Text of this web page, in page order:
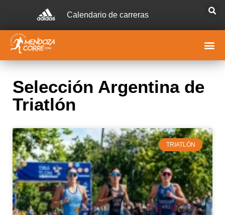
Calendario de carreras
Selección Argentina de
Triatlón
TRIATLÓN